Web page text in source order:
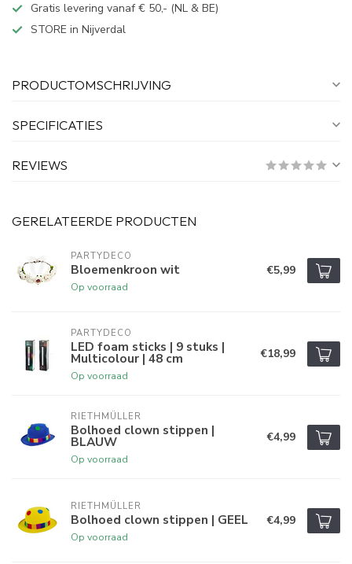
Gratis levering vanaf € 50,- (NL & BE)
STORE in Nijverdal
PRODUCTOMSCHRIJVING
SPECIFICATIES
REVIEWS
GERELATEERDE PRODUCTEN
PARTYDECO
Bloemenkroon wit
Op voorraad
€5,99
PARTYDECO
LED foam sticks | 9 stuks |
Multicolour | 48 cm
Op voorraad
€18,99
RIETHMÜLLER
Bolhoed clown stippen |
BLAUW
Op voorraad
€4,99
RIETHMÜLLER
Bolhoed clown stippen | GEEL
Op voorraad
€4,99